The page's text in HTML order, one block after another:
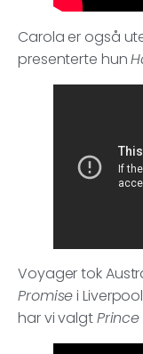
Carola er også
presenterte hun
Voyager tok
Promisei
har vi valgt